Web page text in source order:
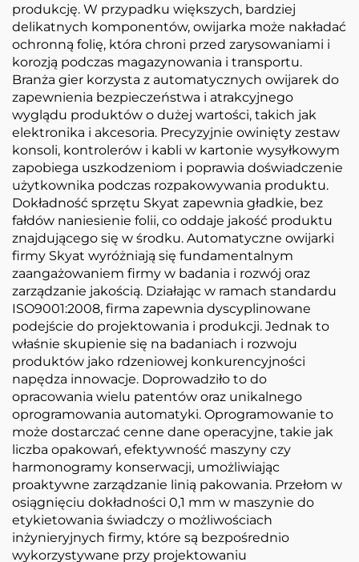
produkcję. W przypadku większych, bardziej
delikatnych komponentów, owijarka może nakładać
ochronną folię, która chroni przed zarysowaniami i
korozją podczas magazynowania i transportu.
Branża gier korzysta z automatycznych owijarek do
zapewnienia bezpieczeństwa i atrakcyjnego
wyglądu produktów o dużej wartości, takich jak
elektronika i akcesoria. Precyzyjnie owinięty zestaw
konsoli, kontrolerów i kabli w kartonie wysyłkowym
zapobiega uszkodzeniom i poprawia doświadczenie
użytkownika podczas rozpakowywania produktu.
Dokładność sprzętu Skyat zapewnia gładkie, bez
fałdów naniesienie folii, co oddaje jakość produktu
znajdującego się w środku. Automatyczne owijarki
firmy Skyat wyróżniają się fundamentalnym
zaangażowaniem firmy w badania i rozwój oraz
zarządzanie jakością. Działając w ramach standardu
ISO9001:2008, firma zapewnia dyscyplinowane
podejście do projektowania i produkcji. Jednak to
właśnie skupienie się na badaniach i rozwoju
produktów jako rdzeniowej konkurencyjności
napędza innowacje. Doprowadziło to do
opracowania wielu patentów oraz unikalnego
oprogramowania automatyki. Oprogramowanie to
może dostarczać cenne dane operacyjne, takie jak
liczba opakowań, efektywność maszyny czy
harmonogramy konserwacji, umożliwiając
proaktywne zarządzanie linią pakowania. Przełom w
osiągnięciu dokładności 0,1 mm w maszynie do
etykietowania świadczy o możliwościach
inżynieryjnych firmy, które są bezpośrednio
wykorzystywane przy projektowaniu